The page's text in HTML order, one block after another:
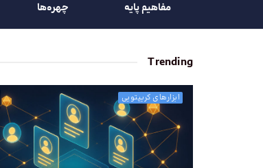
مفاهیم پایه چهره‌ها
Trending
ابزارهای کریپتویی